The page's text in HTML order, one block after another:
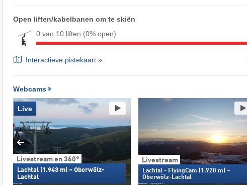
Open liften/kabelbanen om te skiën
0 van 10 liften (0% open)
Interactieve pistekaart »
Webcams
Livestream en 360°
Lachtal (1.943 m) – Oberwölz-
Lachtal
Live
Livestream
Lachtal - FlyingCam (1.920 m) –
Oberwölz-Lachtal